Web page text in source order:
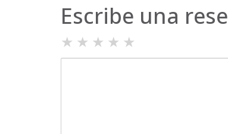
Escribe una
★ ★ ★ ★ ★